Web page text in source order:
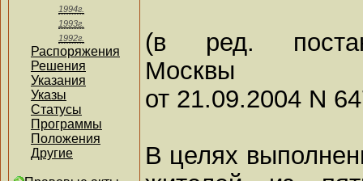
1994г.
1993г.
1992г.
Распоряжения
Решения
Указания
Указы
Статусы
Программы
Положения
Другие
(в ред.
Москвы
от 21.09.2004 N
В целях